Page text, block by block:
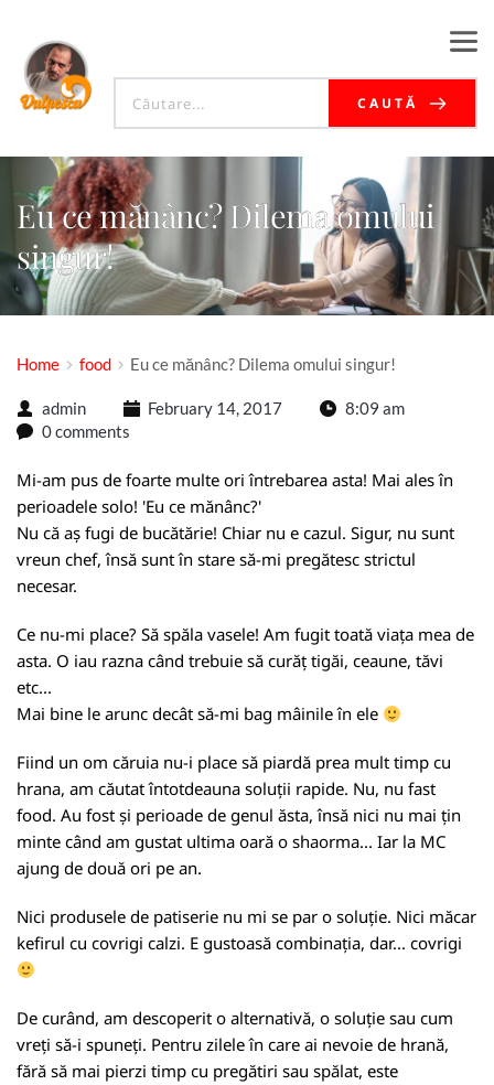
CAUTĂ
Eu ce mănânc? Dilema omului
singur!
Home food Eu ce mănânc? Dilema omului singur!
admin February 14, 2017
8:09 am
0 comments
Mi-am pus de foarte multe ori întrebarea asta! Mai ales în
perioadele solo! 'Eu ce mănânc?'
Nu că aș fugi de bucătărie! Chiar nu e cazul. Sigur, nu sunt
vreun chef, însă sunt în stare să-mi pregătesc strictul
necesar.
Ce nu-mi place? Să spăla vasele! Am fugit toată viața mea de
asta. O iau razna când trebuie să curăț tigăi, ceaune, tăvi
etc...
Mai bine le arunc decât să-mi bag mâinile în ele
Fiind un om căruia nu-i place să piardă prea mult timp cu
hrana, am căutat întotdeauna soluții rapide. Nu, nu fast
food. Au fost și perioade de genul ăsta, însă nici nu mai țin
minte când am gustat ultima oară o shaorma... Iar la MC
ajung de două ori pe an.
Nici produsele de patiserie nu mi se par o soluție. Nici măcar
kefirul cu covrigi calzi. E gustoasă combinația, dar... covrigi
De curând, am descoperit o alternativă, o soluție sau cum
vreți să-i spuneți. Pentru zilele în care ai nevoie de hrană,
fără să mai pierzi timp cu pregătiri sau spălat, este